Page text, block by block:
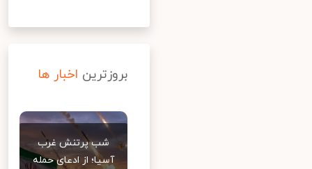
بروزترین اخبار ها
شب پرتنش غرب
آسیا؛ از ادعای حمله